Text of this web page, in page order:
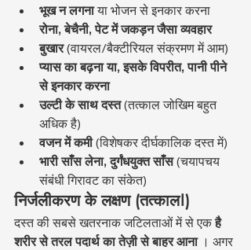
भूख न लगना या भोजन से इनकार करना
रोना, बेचैनी, पेट में जकड़न जैसा व्यवहार
बुखार (वायरल/बैक्टीरियल संक्रमण में आम)
प्यास का बढ़ना या, इसके विपरीत, पानी पीने
से इनकार करना
उल्टी के साथ दस्त (तत्काल जोखिम बहुत
अधिक है)
वजन में कमी (विशेषकर दीर्घकालिक दस्त में)
भारी साँस लेना, दुर्गंधयुक्त साँस (चयापचय
संबंधी गिरावट का संकेत)
निर्जलीकरण के लक्षण (तत्काल!)
दस्त की सबसे खतरनाक जटिलताओं में से एक है
शरीर से तरल पदार्थ का तेज़ी से बाहर आना । अगर